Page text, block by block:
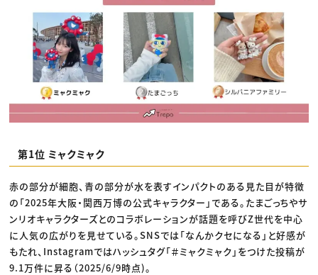
第1位 ミャクミャク
赤の部分が細胞、青の部分が水を表すインパクトのある見た目が特徴
の「2025年大阪・関西万博の公式キャラクター」である。たまごっちやサ
ンリオキャラクターズとのコラボレーションが話題を呼びZ世代を中心
に人気の広がりを見せている。SNSでは「なんかクセになる」と好感が
もたれ、Instagramではハッシュタグ「＃ミャクミャク」をつけた投稿が
9.1万件に昇る（2025/6/9時点)。